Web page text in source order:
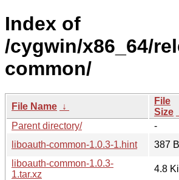
Index of
/cygwin/x86_64/
common/
File Name ↓
File
Size
Parent directory/
-
liboauth-common-1.0.3-1.hint
387 B
liboauth-common-1.0.3-
1.tar.xz
4.8